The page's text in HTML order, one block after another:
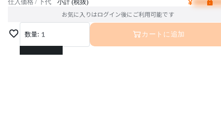
仕入価格 / 下代 小計 (税抜)
お気に入りはログイン後にご利用可能です
数量: 1
1
カートに追加